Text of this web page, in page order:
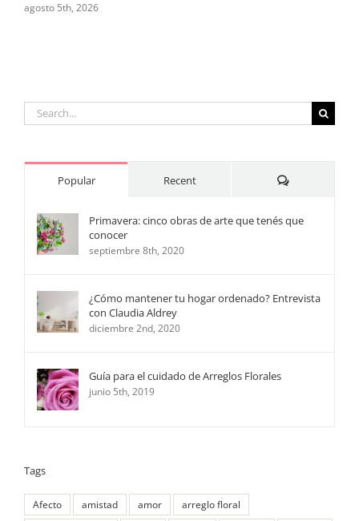
agosto 5th, 2026
Search
for:
Popular Recent Comments
Primavera: cinco obras de arte que tenés que
conocer
septiembre 8th, 2020
¿Cómo mantener tu hogar ordenado? Entrevista
con Claudia Aldrey
diciembre 2nd, 2020
Guía para el cuidado de Arreglos Florales
junio 5th, 2019
Tags
Afecto amistad amor
arreglo floral